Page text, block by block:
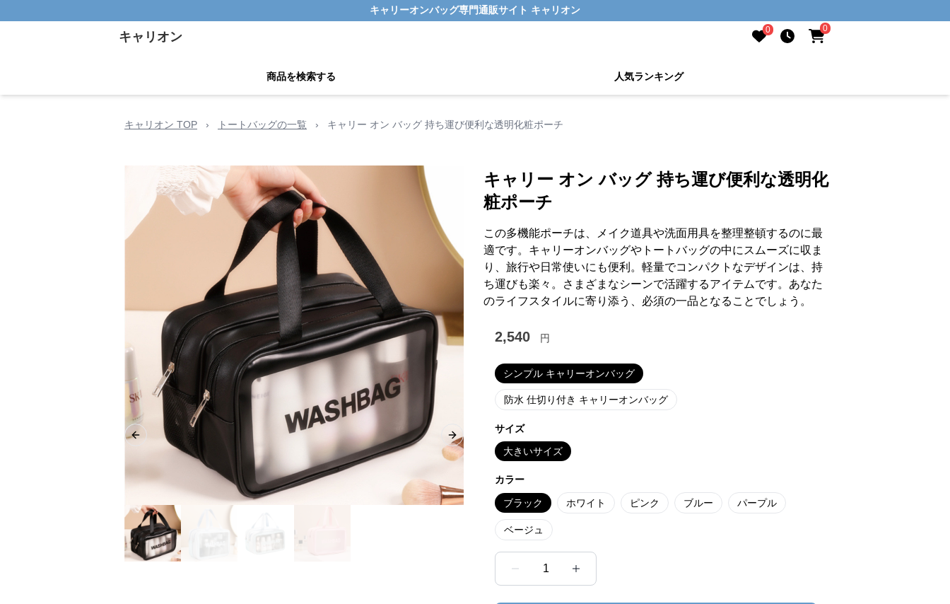
キャリーオンバッグ専門通販サイト キャリオン
キャリオン 0 0
商品を検索する 人気ランキング
キャリオン TOP › トートバッグの一覧 › キャリー オン バッグ 持ち運び便利な透明化粧ポーチ
Previous slide Next slide
キャリー オン バッグ 持ち運び便利な透明化
粧ポーチ
この多機能ポーチは、メイク道具や洗面用具を整理整頓するのに最
適です。キャリーオンバッグやトートバッグの中にスムーズに収ま
り、旅行や日常使いにも便利。軽量でコンパクトなデザインは、持
ち運びも楽々。さまざまなシーンで活躍するアイテムです。あなた
のライフスタイルに寄り添う、必須の一品となることでしょう。
2,540 円
シンプル キャリーオンバッグ
防水 仕切り付き キャリーオンバッグ
サイズ
大きいサイズ
カラー
ブラック ホワイト ピンク ブルー パープル
ベージュ
1